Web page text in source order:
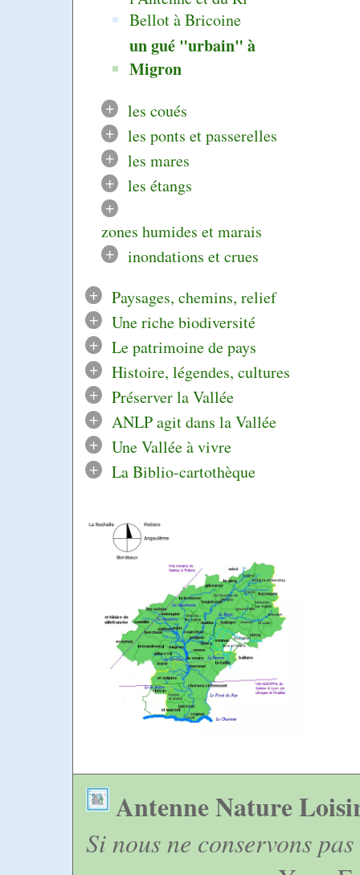
Bellot à Bricoine
un gué "urbain" à
Migron
+
les coués
+
les ponts et passerelles
+
les mares
+
les étangs
+
zones humides et marais
+
inondations et crues
+
Paysages, chemins, relief
+
Une riche biodiversité
+
Le patrimoine de pays
+
Histoire, légendes, cultures
+
Préserver la Vallée
+
ANLP agit dans la Vallée
+
Une Vallée à vivre
+
La Biblio-cartothèque
Antenne Nature
Si nous ne conservons